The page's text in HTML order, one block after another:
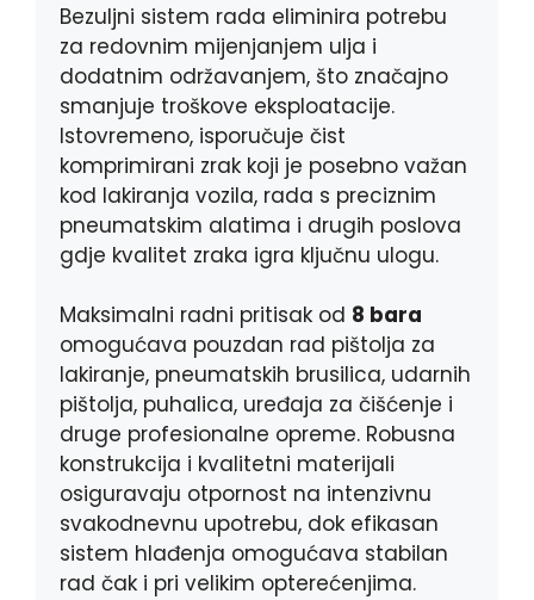
Bezuljni sistem rada eliminira potrebu
za redovnim mijenjanjem ulja i
dodatnim održavanjem, što značajno
smanjuje troškove eksploatacije.
Istovremeno, isporučuje čist
komprimirani zrak koji je posebno važan
kod lakiranja vozila, rada s preciznim
pneumatskim alatima i drugih poslova
gdje kvalitet zraka igra ključnu ulogu.
Maksimalni radni pritisak od 8 bara
omogućava pouzdan rad pištolja za
lakiranje, pneumatskih brusilica, udarnih
pištolja, puhalica, uređaja za čišćenje i
druge profesionalne opreme. Robusna
konstrukcija i kvalitetni materijali
osiguravaju otpornost na intenzivnu
svakodnevnu upotrebu, dok efikasan
sistem hlađenja omogućava stabilan
rad čak i pri velikim opterećenjima.